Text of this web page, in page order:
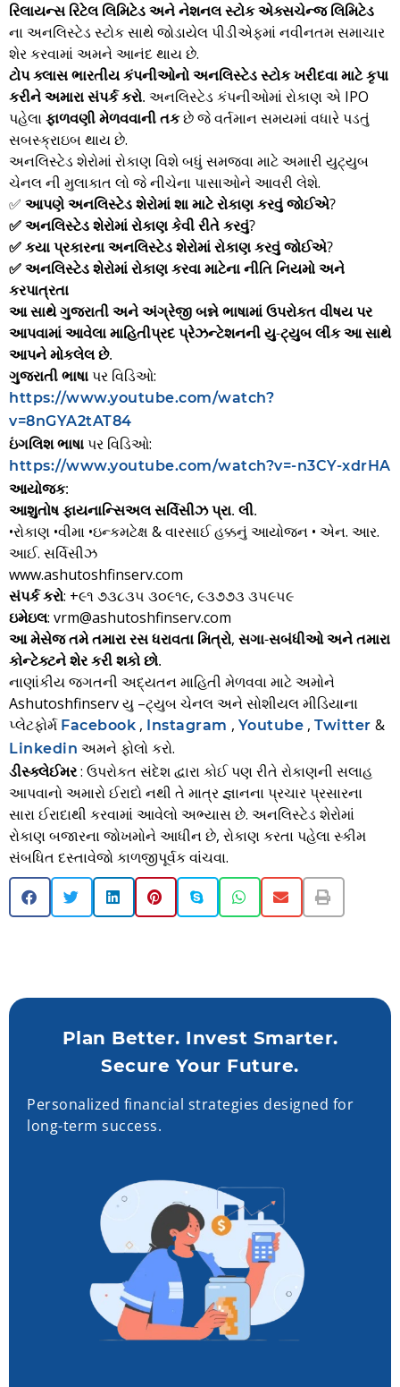
રિલાયન્સ રિટેલ લિમિટેડ અને નેશનલ સ્ટોક એક્સચેન્જ લિમિટેડ
ના અનલિસ્ટેડ સ્ટોક સાથે જોડાયેલ પીડીએફમાં નવીનતમ સમાચાર
શેર કરવામાં અમને આનંદ થાય છે.
ટોપ ક્લાસ ભારતીય કંપનીઓનો અનલિસ્ટેડ સ્ટોક ખરીદવા માટે કૃપા
કરીને અમારા સંપર્ક કરો. અનલિસ્ટેડ કંપનીઓમાં રોકાણ એ IPO
પહેલાફાળવણી મેળવવાની તકછે જે વર્તમાન સમયમાં વધારે પડતું
સબસ્ક્રાઇબ થાય છે.
અનલિસ્ટેડ શેરોમાં રોકાણ વિશે બધું સમજવા માટે અમારી યુટ્યુબ
ચેનલ ની મુલાકાત લો જે નીચેના પાસાઓને આવરી લેશે.
✅ આપણે અનલિસ્ટેડ શેરોમાં શા માટે રોકાણ કરવું જોઈએ?
✅ અનલિસ્ટેડ શેરોમાં રોકાણ કેવી રીતે કરવું?
✅ કયા પ્રકારના અનલિસ્ટેડ શેરોમાં રોકાણ કરવું જોઈએ?
✅ અનલિસ્ટેડ શેરોમાં રોકાણ કરવા માટેના નીતિ નિયમો અને
કરપાત્રતા
આ સાથે ગુજરાતી અને અંગ્રેજી બન્ને ભાષામાં ઉપરોકત વીષય પર
આપવામાં આવેલા માહિતીપ્રદ પ્રેઝન્ટેશનની યુ-ટ્યુબ લીંક આ સાથે
આપને મોકલેલ છે.
ગુજરાતી ભાષાપર વિડિઓ:
https://www.youtube.com/watch?
v=8nGYA2tAT84
ઇંગલિશ ભાષાપર વિડિઓ:
https://www.youtube.com/watch?v=-n3CY-xdrHA
આયોજક:
આશુતોષ ફાયનાન્સિઅલ સર્વિસીઝ પ્રા. લી.
•રોકાણ •વીમા •ઇન્કમટેક્ષ & વારસાઈ હક્કનું આયોજન • એન. આર.
આઈ. સર્વિસીઝ
www.ashutoshfinserv.com
સંપર્ક કરો: +૯૧ ૭૩૮૩૫ ૩૦૯૧૯, ૯૩૭૭૩ ૩૫૯૫૯
ઇમેઇલ: vrm@ashutoshfinserv.com
આ મેસેજ તમે તમારા રસ ધરાવતા મિત્રો, સગા-સબંધીઓ અને તમારા
કોન્ટેક્ટને શેર કરી શકો છો.
નાણાંકીય જગતની અદ્યતન માહિતી મેળવવા માટે અમોને
Ashutoshfinserv યુ –ટ્યુબ ચેનલ અને સોશીયલ મીડિયાના
પ્લેટફોર્મ Facebook , Instagram , Youtube , Twitter &
Linkedin અમને ફોલો કરો.
ડીસ્ક્લેઈમર: ઉપરોકત સંદેશ દ્વારા કોઈ પણ રીતે રોકાણની સલાહ
આપવાનો અમારો ઈરાદો નથી તે માત્ર જ્ઞાનના પ્રચાર પ્રસારના
સારા ઈરાદાથી કરવામાં આવેલો અભ્યાસ છે. અનલિસ્ટેડ શેરોમાં
રોકાણ બજારના જોખમોને આધીન છે, રોકાણ કરતા પહેલા સ્કીમ
સંબધિત દસ્તાવેજો કાળજીપૂર્વક વાંચવા.
Plan Better. Invest Smarter.
Secure Your Future.
Personalized financial strategies designed for
long-term success.